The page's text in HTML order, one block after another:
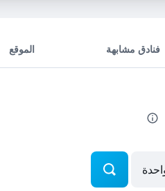
فنادق مشابهة الموقع